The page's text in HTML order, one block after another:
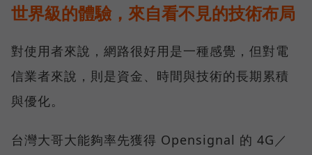
世界級的體驗，來自看不見的技術布局
對使用者來說，網路很好用是一種感覺，但對電
信業者來說，則是資金、時間與技術的長期累積
與優化。
台灣大哥大能夠率先獲得 Opensignal 的 4G／